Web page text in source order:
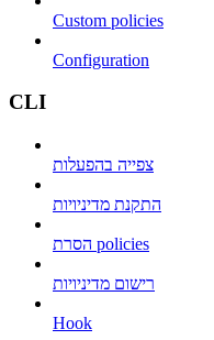
Custom policies
Configuration
CLI
צפייה בהפעלות
התקנת מדיניויות
הסרת policies
רישום מדיניויות
Hook